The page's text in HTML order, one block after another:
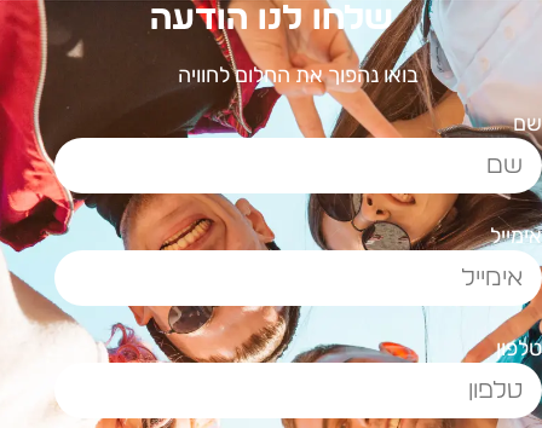
שלחו לנו הודעה
בואו נהפוך את החלום לחוויה